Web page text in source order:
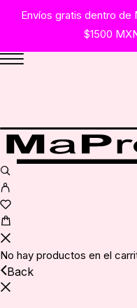
Envíos gratis dentro
$1500
No hay productos en el
Back